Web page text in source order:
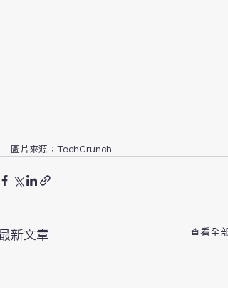
圖片來源：TechCrunch
新文章 查看全部